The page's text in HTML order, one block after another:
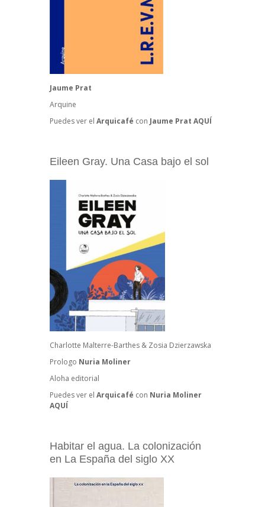
Jaume Prat
Arquine
Puedes ver el Arquicafé con Jaume Prat AQUÍ
Eileen Gray. Una Casa bajo el sol
Charlotte Malterre-Barthes & Zosia Dzierzawska
Prologo Nuria Moliner
Aloha editorial
Puedes ver el Arquicafé con Nuria Moliner
AQUÍ
Habitar el agua. La colonización
en La España del siglo XX